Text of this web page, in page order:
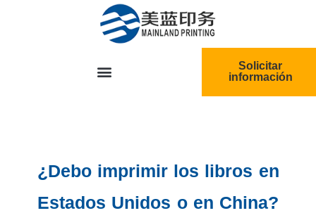
Solicitar
información
¿Debo imprimir los libros en
Estados Unidos o en China?